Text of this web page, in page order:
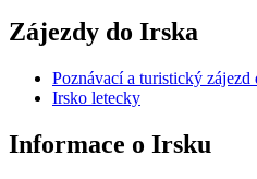
Zájezdy do Irska
Poznávací a turistický zájezd
Irsko letecky
Informace o Irsku